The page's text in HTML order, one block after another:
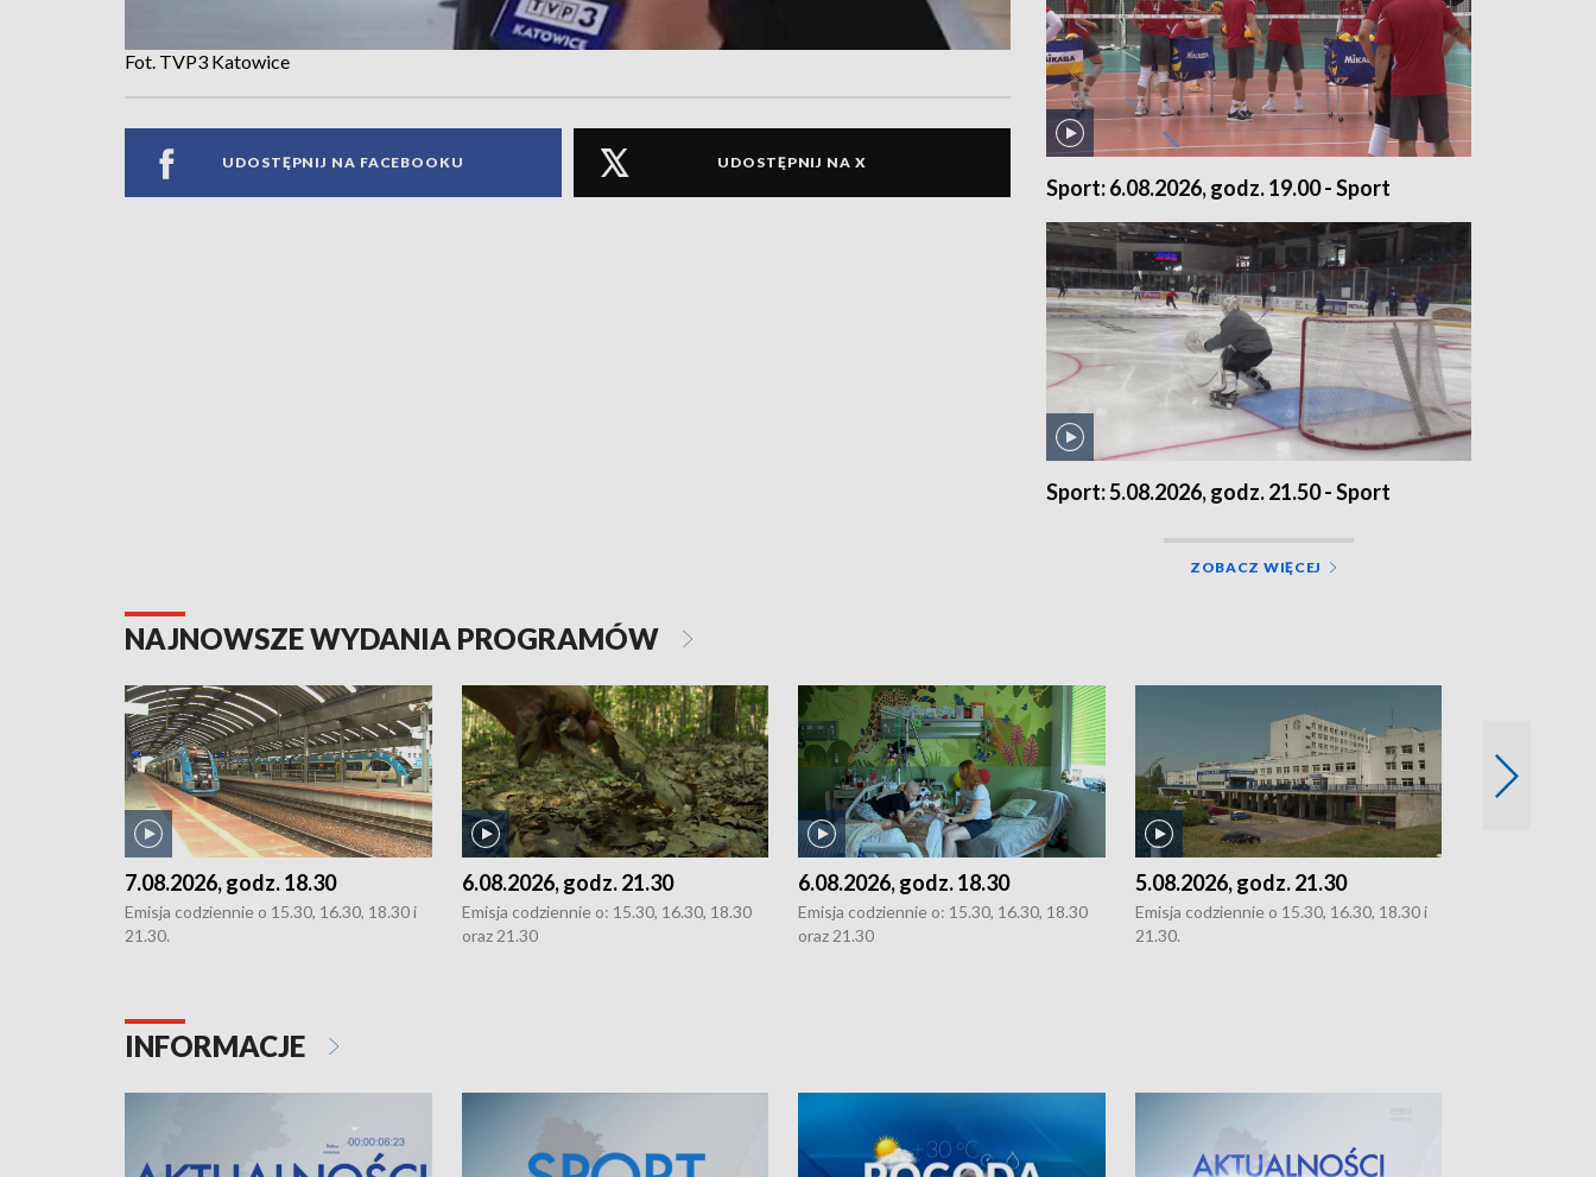
Fot. TVP3 Katowice
UDOSTĘPNIJ NA FACEBOOKU UDOSTĘPNIJ NA X
Sport: 6.08.2026, godz. 19.00 - Sport
Sport: 5.08.2026, godz. 21.50 - Sport
ZOBACZ WIĘCEJ
NAJNOWSZE WYDANIA PROGRAMÓW
7.08.2026, godz. 18.30
Emisja codziennie o 15.30, 16.30, 18.30 i
21.30.
6.08.2026, godz. 21.30
Emisja codziennie o: 15.30, 16.30, 18.30
oraz 21.30
6.08.2026, godz. 18.30
Emisja codziennie o: 15.30, 16.30, 18.30
oraz 21.30
5.08.2026, godz. 21.30
Emisja codziennie o 15.30, 16.30, 18.30 i
21.30.
INFORMACJE